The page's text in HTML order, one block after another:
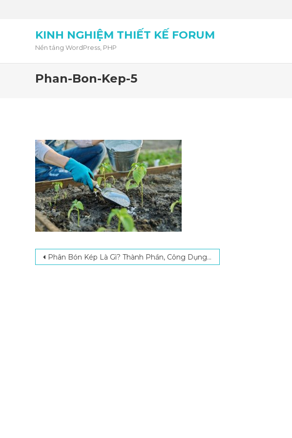
KINH NGHIỆM THIẾT KẾ FORUM
Nền tảng WordPress, PHP
Phan-Bon-Kep-5
Post navigation
Phân Bón Kép Là Gì? Thành Phần, Công Dụng Và Cách Sử Dụng Đúng